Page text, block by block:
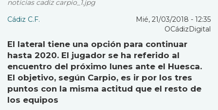
noticias cadiz carpio_1.jpg
Cádiz C.F.
Mié, 21/03/2018 - 12:35
OCádizDigital
El lateral tiene una opción para continuar
hasta 2020. El jugador se ha referido al
encuentro del próximo lunes ante el Huesca.
El objetivo, según Carpio, es ir por los tres
puntos con la misma actitud que el resto de
los equipos